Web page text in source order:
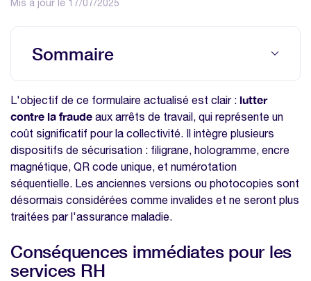
Mis à jour le 17/07/2025
Sommaire
services RH
Les points à retenir
Sources
L'objectif de ce formulaire actualisé est clair : lutter
contre la fraude aux arrêts de travail, qui représente un
coût significatif pour la collectivité. Il intègre plusieurs
dispositifs de sécurisation : filigrane, hologramme, encre
magnétique, QR code unique, et numérotation
séquentielle. Les anciennes versions ou photocopies sont
désormais considérées comme invalides et ne seront plus
traitées par l'assurance maladie.
Conséquences immédiates pour les
services RH